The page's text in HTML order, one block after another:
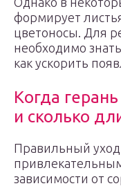
формирует
цветоносы. Для
необходимо
как ускорить
Когда
и сколько
Правильный уход
зависимости от